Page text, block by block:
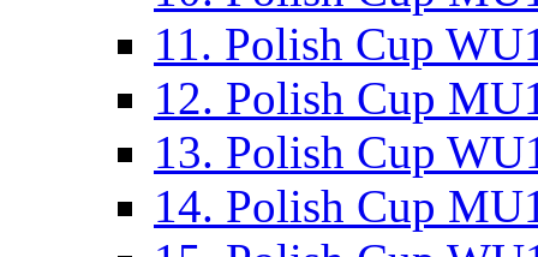
11. Polish Cup
12. Polish Cup
13. Polish Cup
14. Polish Cup